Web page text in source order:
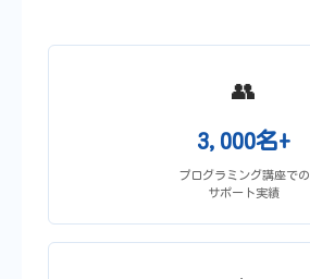
👥
3,000名+
プログラミング講座での
サポート実績